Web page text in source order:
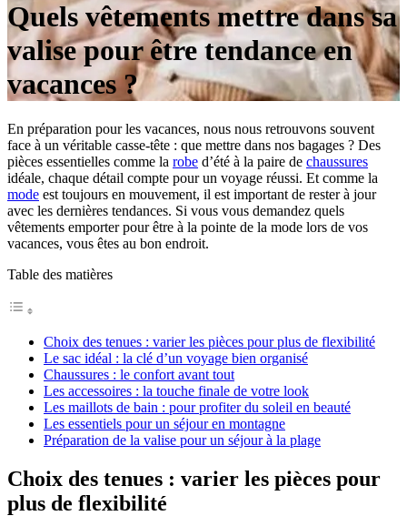
Quels vêtements mettre dans sa
valise pour être tendance en
vacances ?
En préparation pour les vacances, nous nous retrouvons souvent
face à un véritable casse-tête : que mettre dans nos bagages ? Des
pièces essentielles comme la robe d’été à la paire de chaussures
idéale, chaque détail compte pour un voyage réussi. Et comme la
mode est toujours en mouvement, il est important de rester à jour
avec les dernières tendances. Si vous vous demandez quels
vêtements emporter pour être à la pointe de la mode lors de vos
vacances, vous êtes au bon endroit.
Table des matières
Choix des tenues : varier les pièces pour plus de flexibilité
Le sac idéal : la clé d’un voyage bien organisé
Chaussures : le confort avant tout
Les accessoires : la touche finale de votre look
Les maillots de bain : pour profiter du soleil en beauté
Les essentiels pour un séjour en montagne
Préparation de la valise pour un séjour à la plage
Choix des tenues : varier les pièces pour
plus de flexibilité